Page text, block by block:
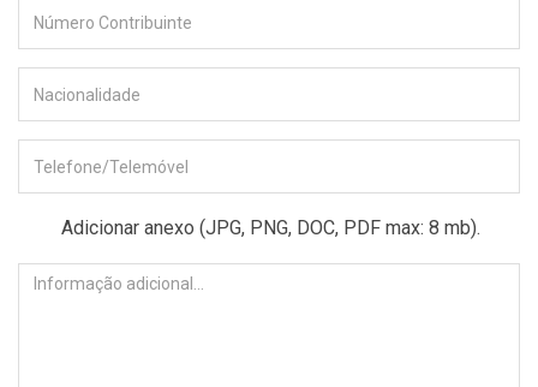
Adicionar anexo (JPG, PNG, DOC, PDF max: 8 mb).